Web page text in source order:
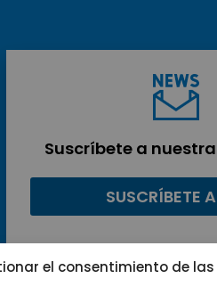
el consentimiento de las
Suscríbete a
SUSCRÍBETE